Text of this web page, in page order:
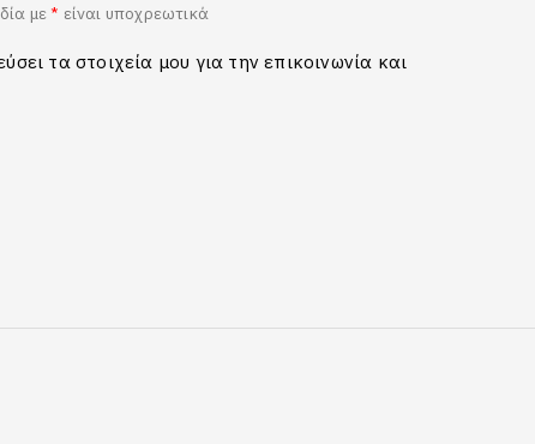
με * είναι υποχρεωτικά
τα στοιχεία μου για την επικοινωνία και